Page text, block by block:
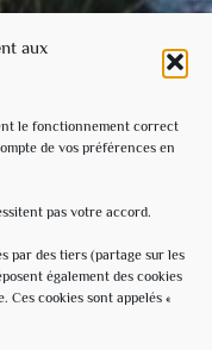
aux
le fonctionnement correct
de vos préférences en
pas votre accord.
par des tiers (partage sur les
également des cookies
cookies sont appelés «
février 2026
28/11/2025